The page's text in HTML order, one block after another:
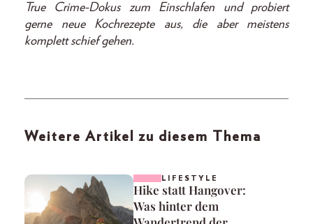
True Crime-Dokus zum Einschlafen und probiert
gerne neue Kochrezepte aus, die aber meistens
komplett schief gehen.
Weitere Artikel zu diesem Thema
LIFESTYLE
Hike statt Hangover:
Was hinter dem